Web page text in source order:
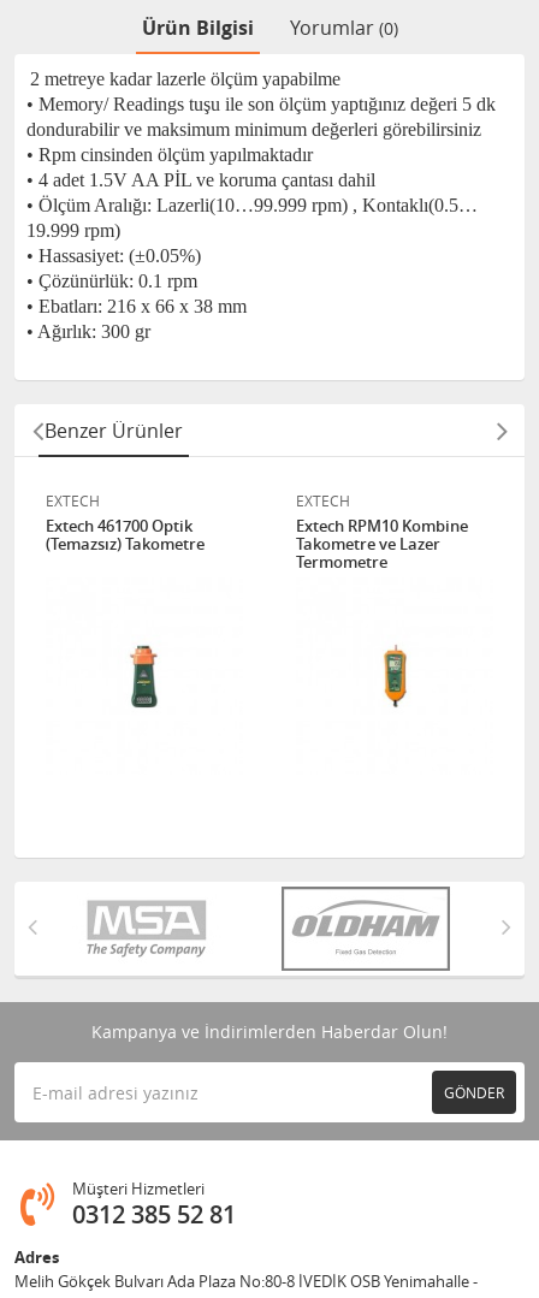
Ürün Bilgisi Yorumlar (0)
2 metreye kadar lazerle ölçüm yapabilme
• Memory/ Readings tuşu ile son ölçüm yaptığınız değeri 5 dk
dondurabilir ve maksimum minimum değerleri görebilirsiniz
• Rpm cinsinden ölçüm yapılmaktadır
• 4 adet 1.5V AA PİL ve koruma çantası dahil
• Ölçüm Aralığı: Lazerli(10…99.999 rpm) , Kontaklı(0.5…
19.999 rpm)
• Hassasiyet: (±0.05%)
• Çözünürlük: 0.1 rpm
• Ebatları: 216 x 66 x 38 mm
• Ağırlık: 300 gr
Benzer Ürünler
EXTECH
Extech 461700 Optik
(Temazsız) Takometre
EXTECH
Extech RPM10 Kombine
Takometre ve Lazer
Termometre
Kampanya ve İndirimlerden Haberdar Olun!
GÖNDER
Müşteri Hizmetleri
0312 385 52 81
Adres
Melih Gökçek Bulvarı Ada Plaza No:80-8 İVEDİK OSB Yenimahalle -